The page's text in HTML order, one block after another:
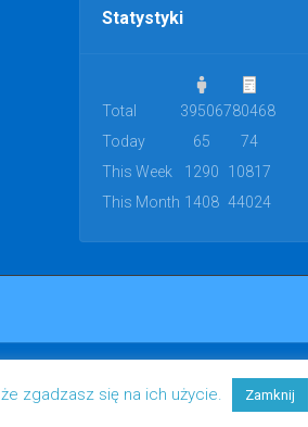
Statystyki
Total 39506780468
Today
65
74
This Week
1290
10817
This Month 1408 44024
zgadzasz się na ich użycie. Zamknij